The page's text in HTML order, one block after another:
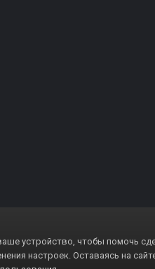
устройство, чтобы помочь
настроек. Оставаясь на